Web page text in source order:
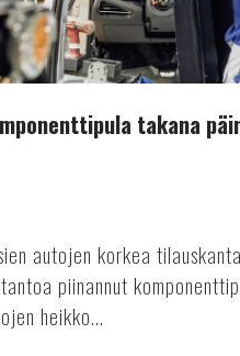
takana
autojen korkea
piinannut
heikko...